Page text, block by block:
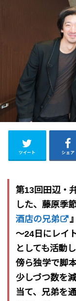
ツイート シェア
第13回田辺・
した、藤原季
酒店の兄弟
～24日にレイ
としても活動
傍ら独学で脚
少しづつ数を
当て、兄弟を